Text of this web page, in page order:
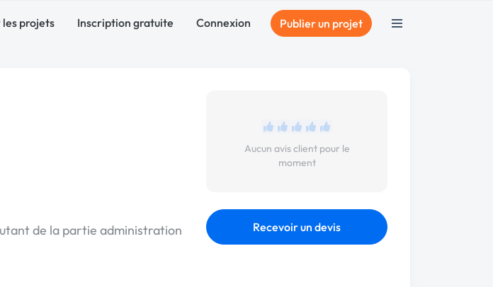
les projets Inscription gratuite Connexion Publier un projet
de la partie administration
Aucun avis client pour le
moment
Recevoir un devis